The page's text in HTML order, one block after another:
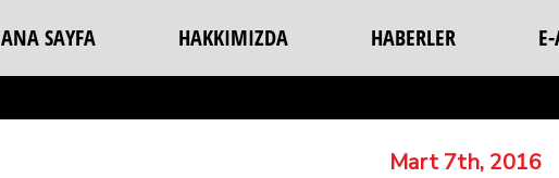
ANA SAYFA HAKKIMIZDA HABERLER
Mart 7th, 2016